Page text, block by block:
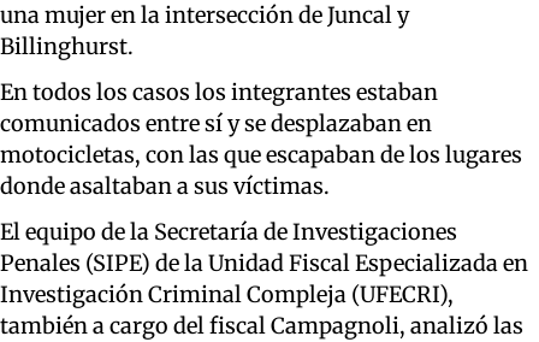
una mujer en la intersección de Juncal y
Billinghurst.
En todos los casos los integrantes estaban
comunicados entre sí y se desplazaban en
motocicletas, con las que escapaban de los lugares
donde asaltaban a sus víctimas.
El equipo de la Secretaría de Investigaciones
Penales (SIPE) de la Unidad Fiscal Especializada en
Investigación Criminal Compleja (UFECRI),
también a cargo del fiscal Campagnoli, analizó las